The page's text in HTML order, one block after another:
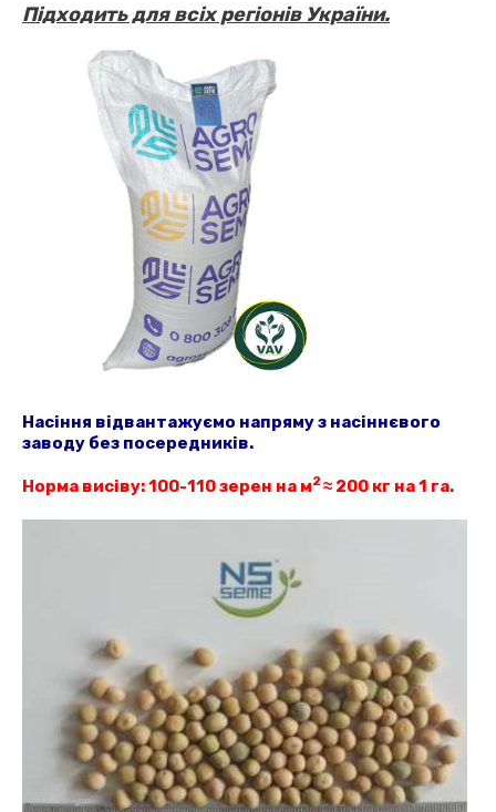
Підходить для всіх регіонів України.
Насіння відвантажуємо напряму з насіннєвого
заводу без посередників.
Норма висіву: 100-110 зерен на м2 ≈ 200 кг на 1 га.